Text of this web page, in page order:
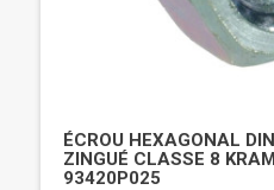
ÉCROU HEXAGONAL
ZINGUÉ CLASSE 8
93420P025